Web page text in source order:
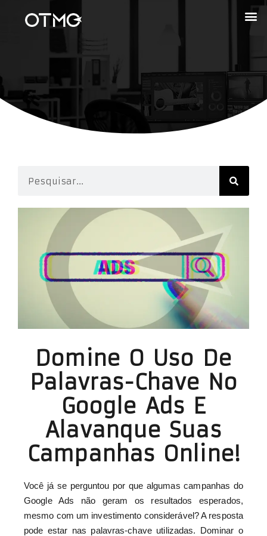
Domine O Uso De
Palavras-Chave No
Google Ads E
Alavanque Suas
Campanhas Online!
Você já se perguntou por que algumas campanhas do
Google Ads não geram os resultados esperados,
mesmo com um investimento considerável? A resposta
pode estar nas palavras-chave utilizadas. Dominar o